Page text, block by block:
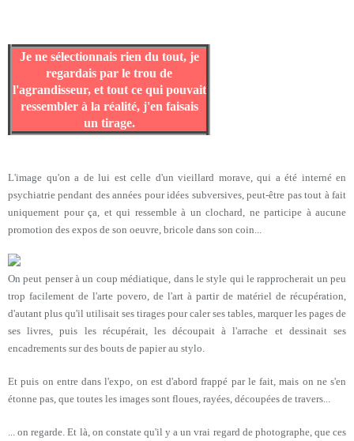
Je ne sélectionnais rien du tout, je
regardais par le trou de
l'agrandisseur, et tout ce qui pouvait
ressembler à la réalité, j'en faisais
un tirage.
L'image qu'on a de lui est celle d'un vieillard morave, qui a été interné en
psychiatrie pendant des années pour idées subversives, peut-être pas tout à fait
uniquement pour ça, et qui ressemble à un clochard, ne participe à aucune
promotion des expos de son oeuvre, bricole dans son coin...
On peut penser à un coup médiatique, dans le style qui le rapprocherait un peu
trop facilement de l'arte povero, de l'art à partir de matériel de récupération,
d'autant plus qu'il utilisait ses tirages pour caler ses tables, marquer les pages de
ses livres, puis les récupérait, les découpait à l'arrache et dessinait ses
encadrements sur des bouts de papier au stylo.
Et puis on entre dans l'expo, on est d'abord frappé par le fait, mais on ne s'en
étonne pas, que toutes les images sont floues, rayées, découpées de travers...
... on regarde. Et là, on constate qu'il y a un vrai regard de photographe, que ces